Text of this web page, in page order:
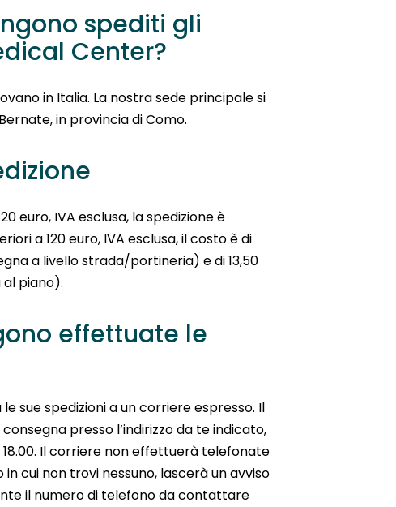
spediti gli
Center?
in Italia. La nostra sede principale si
in provincia di Como.
euro, IVA esclusa, la spedizione è
a 120 euro, IVA esclusa, il costo è di
a livello strada/portineria) e di 13,50
al piano).
effettuate le
sue spedizioni a un corriere espresso. Il
presso l’indirizzo da te indicato,
Il corriere non effettuerà telefonate
cui non trovi nessuno, lascerà un avviso
il numero di telefono da contattare